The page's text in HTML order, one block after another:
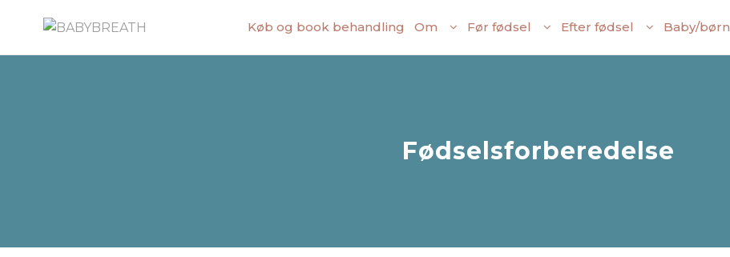
Køb og book behandling Om Før fødsel Efter fødsel Baby/børn
Fødselsforberedelse